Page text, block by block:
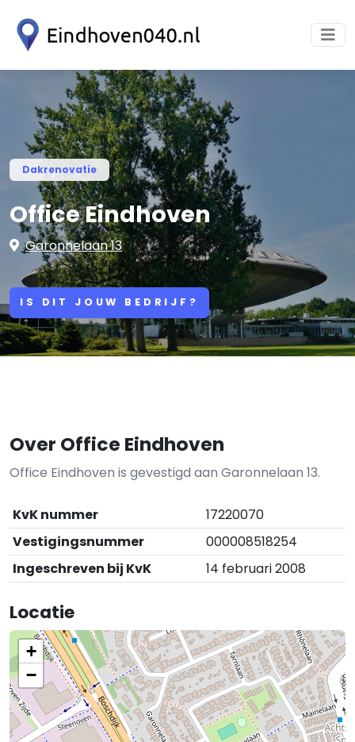
Dakrenovatie
Office Eindhoven
Garonnelaan 13
IS DIT JOUW BEDRIJF?
Over Office Eindhoven
Office Eindhoven is gevestigd aan Garonnelaan 13.
KvK nummer
17220070
Vestigingsnummer
000008518254
Ingeschreven bij KvK
14 februari 2008
Locatie
+
−